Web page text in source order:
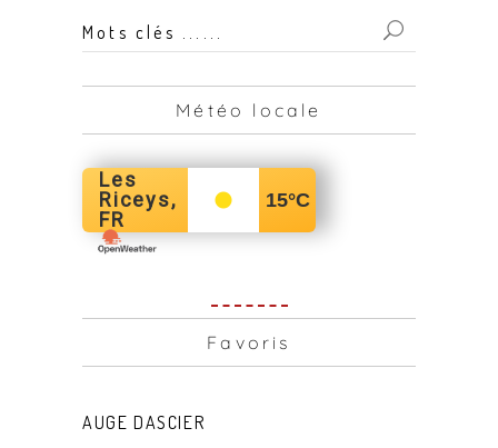
Mots
clés
...
Météo locale
Les
Riceys,
FR
15°C
Favoris
AUGE DASCIER